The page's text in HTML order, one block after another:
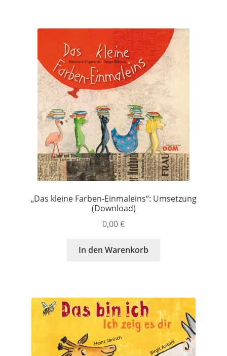
„Das kleine Farben-Einmaleins“: Umsetzung
(Download)
0,00€
In den Warenkorb